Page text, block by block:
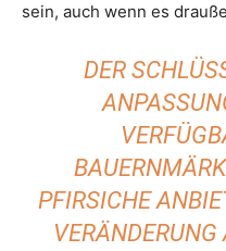
sein, auch wenn es
DER
PFIRSICHE